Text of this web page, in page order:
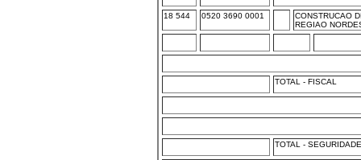
18 544 0520 3690 0001
CONSTRUCAO
REGIAO
TOTAL - FISCAL
TOTAL - SEGURIDADE